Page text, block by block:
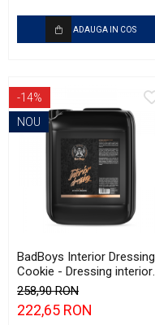
ADAUGA IN COS
-14%
NOU
BadBoys Interior Dressing
Cookie - Dressing interior
cu protecție UV pentru
plastice (5L)
258,90 RON
222,65 RON